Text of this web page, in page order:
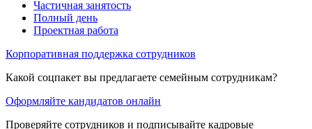
Частичная занятость
Полный день
Проектная работа
Корпоративная поддержка сотрудников
Какой соцпакет вы предлагаете семейным сотрудникам?
Оформляйте кандидатов онлайн
Проверяйте сотрудников и подписывайте кадровые